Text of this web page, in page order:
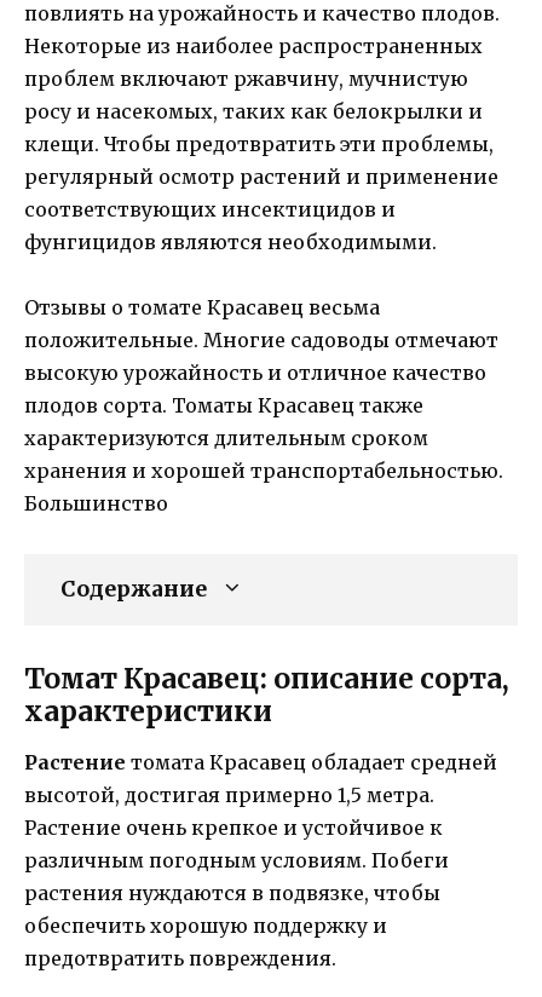
повлиять на урожайность и качество плодов.
Некоторые из наиболее распространенных
проблем включают ржавчину, мучнистую
росу и насекомых, таких как белокрылки и
клещи. Чтобы предотвратить эти проблемы,
регулярный осмотр растений и применение
соответствующих инсектицидов и
фунгицидов являются необходимыми.
Отзывы о томате Красавец весьма
положительные. Многие садоводы отмечают
высокую урожайность и отличное качество
плодов сорта. Томаты Красавец также
характеризуются длительным сроком
хранения и хорошей транспортабельностью.
Большинство
Содержание
Томат Красавец: описание сорта,
характеристики
Растение томата Красавец обладает средней
высотой, достигая примерно 1,5 метра.
Растение очень крепкое и устойчивое к
различным погодным условиям. Побеги
растения нуждаются в подвязке, чтобы
обеспечить хорошую поддержку и
предотвратить повреждения.